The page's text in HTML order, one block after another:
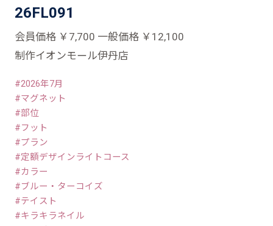
26FL091
会員価格 ￥7,700 一般価格 ￥12,100
制作イオンモール伊丹店
2026年7月
マグネット
部位
フット
プラン
定額デザインライトコース
カラー
ブルー・ターコイズ
テイスト
キラキラネイル